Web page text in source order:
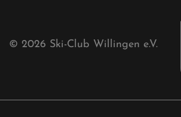
© 2026 Ski-Club Willingen e.V.